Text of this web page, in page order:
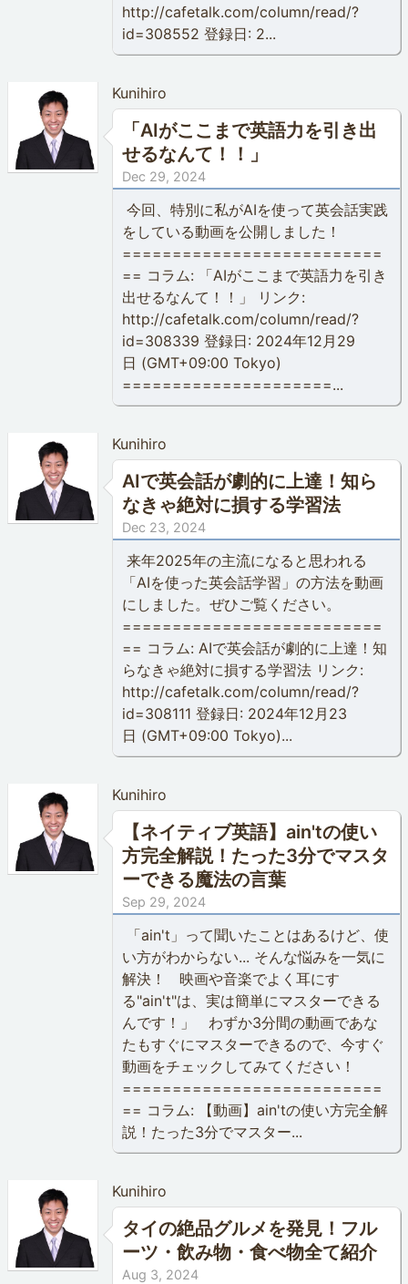
http://cafetalk.com/column/read/?
id=308552 登録日: 2...
Kunihiro
「AIがここまで英語力を引き出
せるなんて！！」
Dec 29, 2024
今回、特別に私がAIを使って英会話実践
をしている動画を公開しました！
==========================
== コラム: 「AIがここまで英語力を引き
出せるなんて！！」 リンク:
http://cafetalk.com/column/read/?
id=308339 登録日: 2024年12月29
日 (GMT+09:00 Tokyo)
=====================...
Kunihiro
AIで英会話が劇的に上達！知ら
なきゃ絶対に損する学習法
Dec 23, 2024
来年2025年の主流になると思われる
「AIを使った英会話学習」の方法を動画
にしました。ぜひご覧ください。
==========================
== コラム: AIで英会話が劇的に上達！知
らなきゃ絶対に損する学習法 リンク:
http://cafetalk.com/column/read/?
id=308111 登録日: 2024年12月23
日 (GMT+09:00 Tokyo)...
Kunihiro
【ネイティブ英語】ain'tの使い
方完全解説！たった3分でマスタ
ーできる魔法の言葉
Sep 29, 2024
「ain't」って聞いたことはあるけど、使
い方がわからない... そんな悩みを一気に
解決！ 映画や音楽でよく耳にす
る"ain't"は、実は簡単にマスターできる
んです！」 わずか3分間の動画であな
たもすぐにマスターできるので、今すぐ
動画をチェックしてみてください！
==========================
== コラム: 【動画】ain'tの使い方完全解
説！たった3分でマスター...
Kunihiro
タイの絶品グルメを発見！フル
ーツ・飲み物・食べ物全て紹介
Aug 3, 2024